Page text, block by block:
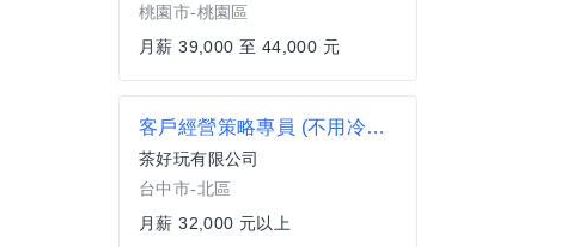
桃園市-桃園區
月薪 39,000 至 44,000 元
客戶經營策略專員 (不用冷開發/保障底薪/含獎金月領10萬)
茶好玩有限公司
台中市-北區
月薪 32,000 元以上